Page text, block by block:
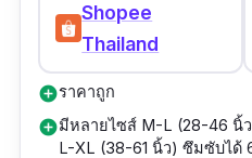
Shopee
Thailand
add_circleราคาถูก
add_circleมีหลายไซส์ M-L (28-46 นิ้
L-XL (38-61 นิ้ว) ซึมซับได้